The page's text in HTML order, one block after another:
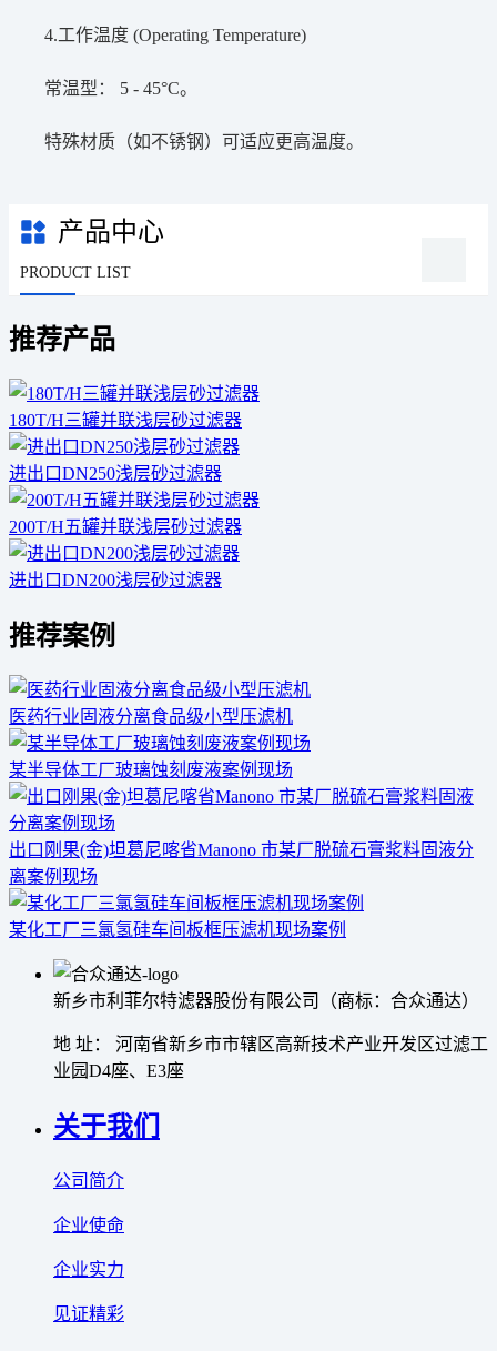
4.工作温度 (Operating Temperature)
常温型： 5 - 45°C。
特殊材质（如不锈钢）可适应更高温度。
产品中心
PRODUCT LIST
推荐产品
180T/H三罐并联浅层砂过滤器
进出口DN250浅层砂过滤器
200T/H五罐并联浅层砂过滤器
进出口DN200浅层砂过滤器
推荐案例
医药行业固液分离食品级小型压滤机
某半导体工厂玻璃蚀刻废液案例现场
出口刚果(金)坦葛尼喀省Manono 市某厂脱硫石膏浆料固液分
离案例现场
某化工厂三氯氢硅车间板框压滤机现场案例
新乡市利菲尔特滤器股份有限公司（商标：合众通达）
地 址： 河南省新乡市市辖区高新技术产业开发区过滤工
业园D4座、E3座
关于我们
公司简介
企业使命
企业实力
见证精彩